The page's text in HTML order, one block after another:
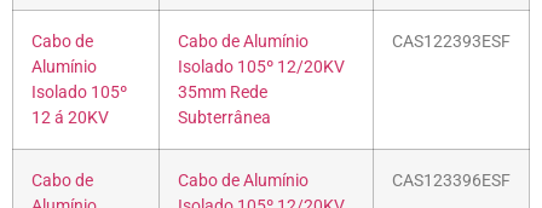
Cabo de
Alumínio
Isolado 105º
12 á 20KV
Cabo de Alumínio
Isolado 105º 12/20KV
35mm Rede
Subterrânea
CAS122393ESF
Cabo de
Cabo de Alumínio
CAS123396ESF